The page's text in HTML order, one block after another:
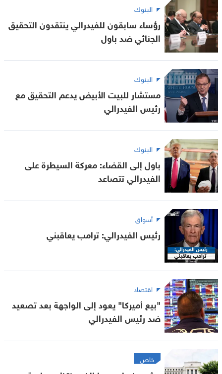
البنوك
رؤساء سابقون للفيدرالي ينتقدون التحقيق
الجنائي ضد باول
البنوك
مستشار للبيت الأبيض يدعم التحقيق مع
رئيس الفيدرالي
البنوك
باول إلى القضاء: معركة السيطرة على
الفيدرالي تتصاعد
أسواق
رئيس الفيدرالي: ترامب يعاقبني
اقتصاد
"بيع أميركا" يعود إلى الواجهة بعد تصعيد
ضد رئيس الفيدرالي
خاص